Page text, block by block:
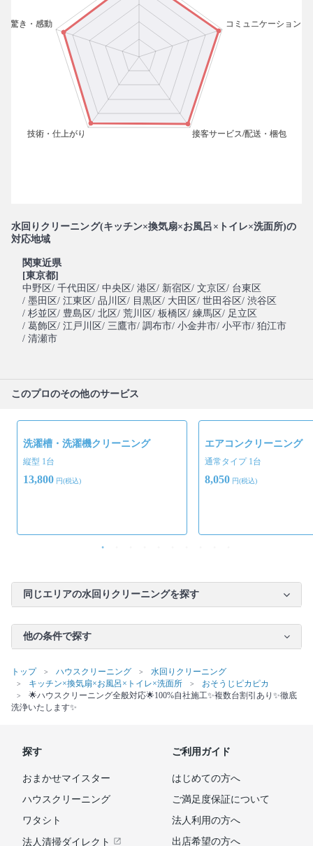
水回りクリーニング(キッチン×換気扇×お風呂×トイレ×洗面所)の
対応地域
関東近県
[東京都]
中野区/ 千代田区/ 中央区/ 港区/ 新宿区/ 文京区/ 台東区
/ 墨田区/ 江東区/ 品川区/ 目黒区/ 大田区/ 世田谷区/ 渋谷区
/ 杉並区/ 豊島区/ 北区/ 荒川区/ 板橋区/ 練馬区/ 足立区
/ 葛飾区/ 江戸川区/ 三鷹市/ 調布市/ 小金井市/ 小平市/ 狛江市
/ 清瀬市
このプロのその他のサービス
洗濯槽・洗濯機クリーニング
縦型 1台
13,800 円(税込)
エアコンクリーニング
通常タイプ 1台
8,050 円(税込)
同じエリアの水回りクリーニングを探す
他の条件で探す
トップ ハウスクリーニング
水回りクリーニング
キッチン×換気扇×お風呂×トイレ×洗面所
おそうじピカピカ
🌟ハウスクリーニング全般対応🌟100%自社施工✨複数台割引あり✨徹底
洗浄いたします✨
探す
おまかせマイスター
ハウスクリーニング
ワタシト
法人清掃ダイレクト
ご利用ガイド
はじめての方へ
ご満足度保証について
法人利用の方へ
出店希望の方へ